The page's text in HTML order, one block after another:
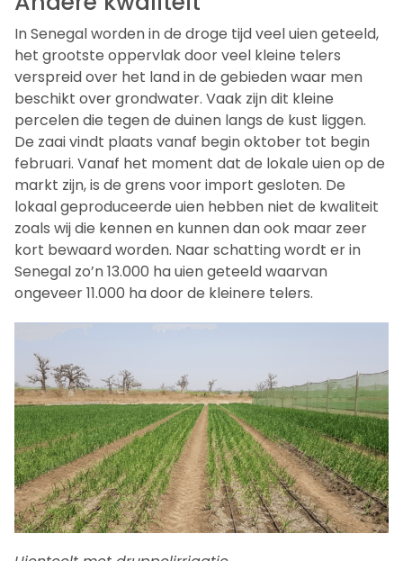
In Senegal worden in de droge tijd veel uien geteeld,
het grootste oppervlak door veel kleine telers
verspreid over het land in de gebieden waar men
beschikt over grondwater. Vaak zijn dit kleine
percelen die tegen de duinen langs de kust liggen.
De zaai vindt plaats vanaf begin oktober tot begin
februari. Vanaf het moment dat de lokale uien op de
markt zijn, is de grens voor import gesloten. De
lokaal geproduceerde uien hebben niet de kwaliteit
zoals wij die kennen en kunnen dan ook maar zeer
kort bewaard worden. Naar schatting wordt er in
Senegal zo’n 13.000 ha uien geteeld waarvan
ongeveer 11.000 ha door de kleinere telers.